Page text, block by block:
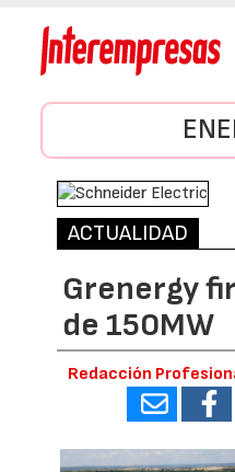
ACTUALIDAD
Grenergy
de 150MW
Redacción